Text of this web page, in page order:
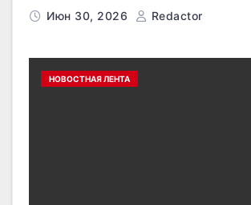
Июн 30, 2026 Redactor
НОВОСТНАЯ ЛЕНТА